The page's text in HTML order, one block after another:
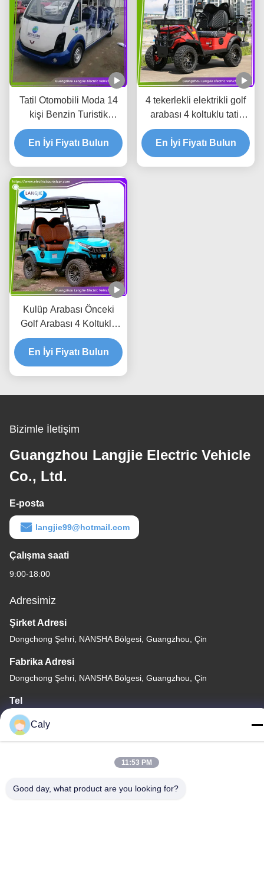
Tatil Otomobili Moda 14
kişi Benzin Turistik
Otomobil Max İleri Hız
30km/h Otel için
En İyi Fiyatı Bulun
4 tekerlekli elektrikli golf
arabası 4 koltuklu tatil
arabası AC motorlu
elektrikli araba otel turu
En İyi Fiyatı Bulun
Kulüp Arabası Önceki
Golf Arabası 4 Koltuklu
AC Motor Elektrikli Tur
Otobüsü Park İçin
En İyi Fiyatı Bulun
Bizimle İletişim
Guangzhou Langjie Electric Vehicle
Co., Ltd.
E-posta
langjie99@hotmail.com
Çalışma saati
9:00-18:00
Adresimiz
Şirket Adresi
Dongchong Şehri, NANSHA Bölgesi, Guangzhou, Çin
Fabrika Adresi
Dongchong Şehri, NANSHA Bölgesi, Guangzhou, Çin
Tel
86--8619898299923
Çin İyi Kalite Elektrik turizm araba Tedarikçi. Telif hakkı © -2026
Caly
11:53 PM
Good day, what product are you looking for?